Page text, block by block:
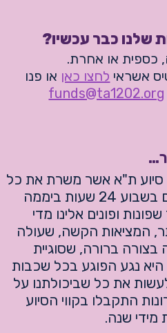
שלנו כבר עכשיו?
כספית או אחרת.
אשראי לחצו כאן או פנו
funds@ta1202.org
מרכז סיוע ת"א אשר משרת את כל
גוש דן ומעניק סיוע 7 ימים בשבוע 24 שעות ביממה
ופונים אלינו מדי
יותר, המציאות הקשה, שעולה
בצורה ברורה, שסוגיית
נגע הפוגע בכל שכבות
את כל שביכולתנו על
התקבלו בקווי הסיוע